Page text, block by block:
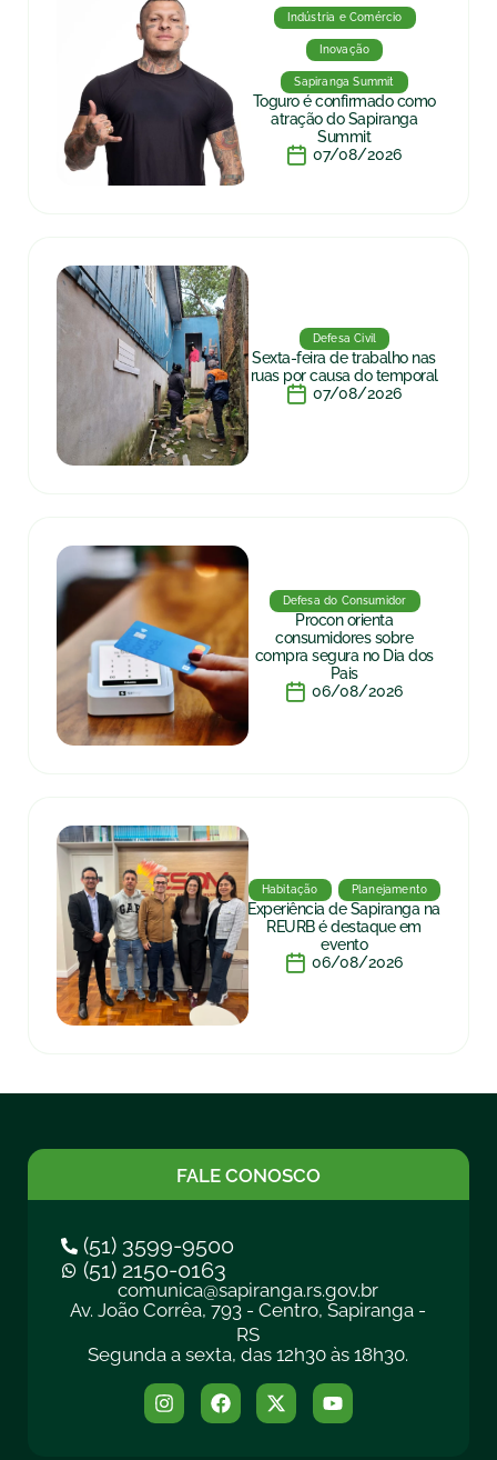
Indústria e Comércio
Inovação
Sapiranga Summit
Toguro é confirmado como
atração do Sapiranga
Summit
07/08/2026
Defesa Civil
Sexta-feira de trabalho nas
ruas por causa do temporal
07/08/2026
Defesa do Consumidor
Procon orienta
consumidores sobre
compra segura no Dia dos
Pais
06/08/2026
Habitação Planejamento
Experiência de Sapiranga na
REURB é destaque em
evento
06/08/2026
FALE CONOSCO
(51) 3599-9500
(51) 2150-0163
comunica@sapiranga.rs.gov.br
Av. João Corrêa, 793 - Centro, Sapiranga -
RS
Segunda a sexta, das 12h30 às 18h30.